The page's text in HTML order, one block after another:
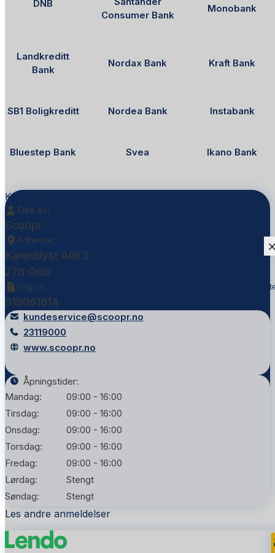
PÅ DENNE SIDEN
Tidligere
DNB
Consumer Bank
Monobank
Landkreditt
Bank
Nordax Bank Kraft Bank
SB1 Boligkreditt Nordea Bank Instabank
Bluestep Bank Svea Ikano Bank
Kontakt Scoopr
Eies av:
Scoopr
Adresse:
Karenslyst Allé 2
278 Oslo
Org.nr:
919061614
kundeservice@scoopr.no
23119000
www.scoopr.no
Åpningstider:
Mandag:
09:00 - 16:00
Tirsdag:
09:00 - 16:00
Onsdag:
09:00 - 16:00
Torsdag:
09:00 - 16:00
Fredag:
09:00 - 16:00
Lørdag:
Stengt
Søndag:
Stengt
Les andre anmeldelser